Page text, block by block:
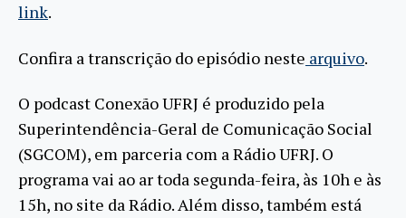
link.
Confira a transcrição do episódio neste arquivo.
O podcast Conexão UFRJ é produzido pela
Superintendência-Geral de Comunicação Social
(SGCOM), em parceria com a Rádio UFRJ. O
programa vai ao ar toda segunda-feira, às 10h e às
15h, no site da Rádio. Além disso, também está